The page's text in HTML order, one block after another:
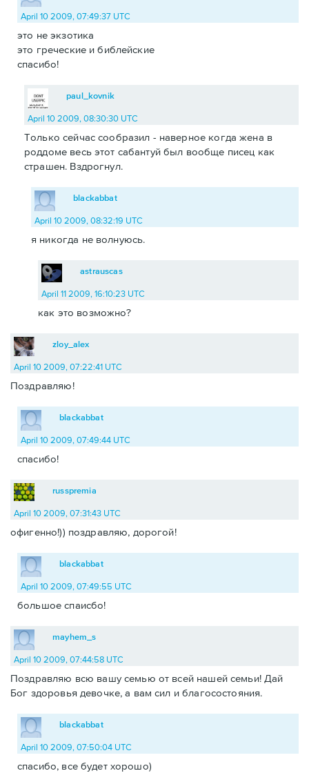
April 10 2009, 07:49:37 UTC
это не экзотика
это греческие и библейские
спасибо!
paul_kovnik
April 10 2009, 08:30:30 UTC
Только сейчас сообразил - наверное когда жена в
роддоме весь этот сабантуй был вообще писец как
страшен. Вздрогнул.
blackabbat
April 10 2009, 08:32:19 UTC
я никогда не волнуюсь.
astrauscas
April 11 2009, 16:10:23 UTC
как это возможно?
zloy_alex
April 10 2009, 07:22:41 UTC
Поздравляю!
blackabbat
April 10 2009, 07:49:44 UTC
спасибо!
russpremia
April 10 2009, 07:31:43 UTC
офигенно!)) поздравляю, дорогой!
blackabbat
April 10 2009, 07:49:55 UTC
большое спаисбо!
mayhem_s
April 10 2009, 07:44:58 UTC
Поздравляю всю вашу семью от всей нашей семьи! Дай
Бог здоровья девочке, а вам сил и благосостояния.
blackabbat
April 10 2009, 07:50:04 UTC
спасибо, все будет хорошо)